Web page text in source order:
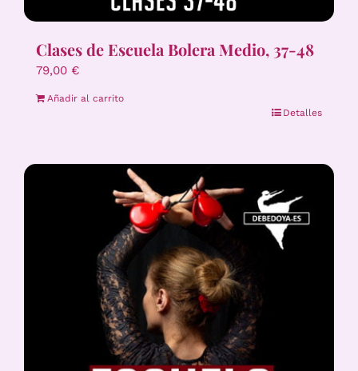
Clases de Escuela Bolera Medio, 37-48
79,00 €
Añadir al carrito
Detalles